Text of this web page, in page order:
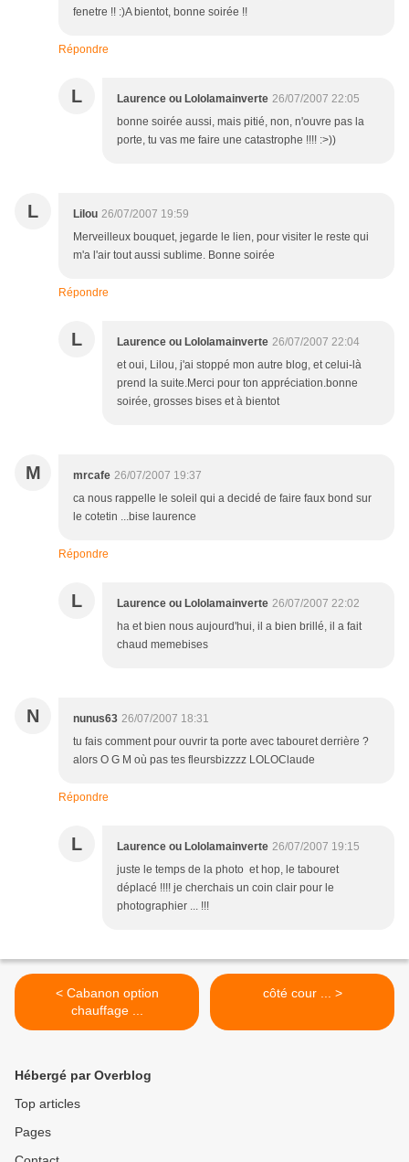
fenetre !! :)A bientot, bonne soirée !!
Répondre
L Laurence ou Lololamainverte 26/07/2007 22:05
bonne soirée aussi, mais pitié, non, n'ouvre pas la
porte, tu vas me faire une catastrophe !!!! :>))
L Lilou 26/07/2007 19:59
Merveilleux bouquet, jegarde le lien, pour visiter le reste qui
m'a l'air tout aussi sublime. Bonne soirée
Répondre
L Laurence ou Lololamainverte 26/07/2007 22:04
et oui, Lilou, j'ai stoppé mon autre blog, et celui-là
prend la suite.Merci pour ton appréciation.bonne
soirée, grosses bises et à bientot
M mrcafe 26/07/2007 19:37
ca nous rappelle le soleil qui a decidé de faire faux bond sur
le cotetin ...bise laurence
Répondre
L Laurence ou Lololamainverte 26/07/2007 22:02
ha et bien nous aujourd'hui, il a bien brillé, il a fait
chaud memebises
N nunus63 26/07/2007 18:31
tu fais comment pour ouvrir ta porte avec tabouret derrière ?
alors O G M où pas tes fleursbizzzz LOLOClaude
Répondre
L Laurence ou Lololamainverte 26/07/2007 19:15
juste le temps de la photo et hop, le tabouret
déplacé !!!! je cherchais un coin clair pour le
photographier ... !!!
< Cabanon option
chauffage ...
côté cour ... >
Hébergé par Overblog
Top articles
Pages